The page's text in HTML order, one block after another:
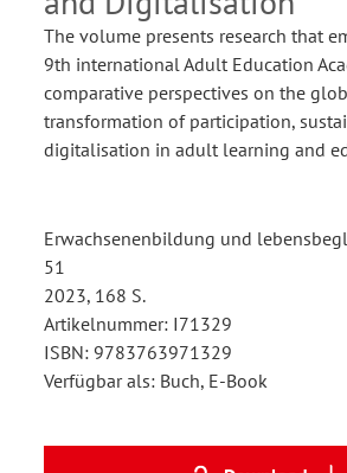
The volume presents research that
9th international Adult Education
comparative perspectives on the
transformation of participation,
digitalisation in adult learning and
Erwachsenenbildung und
51
2023, 168 S.
Artikelnummer: I71329
ISBN: 9783763971329
Verfügbar als: Buch, E-Book